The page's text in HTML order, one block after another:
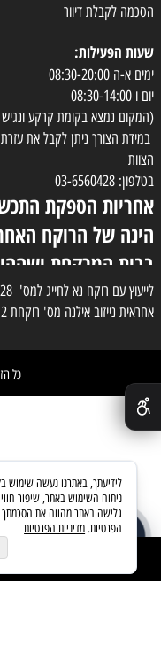
הסכמה לקבלת דיוור
שעות הפעילות:
ימים א-ה 08:30-20:00
יום ו 08:30-14:00
(המקום נמצא בקומת קרקע ונגיש
במידת הצורך ניתן לקבל את עזרת
הצוות
בטלפון: 03-6560428
אחריות הספקת
הינה של הרוקח
בבית המרקחת
בפועל תעשה בעזרת
השליח
אחראית נייזוב אילנה מס' רוקחת 3-86612 medipharmeoffice@gmail.com
כל
שאלו את העוזר החכם
ניתוח השימוש באתר, שיפור
גלישה באתר מהווה את הסכמתך
הפרטיות. מדיניות הפרטיות